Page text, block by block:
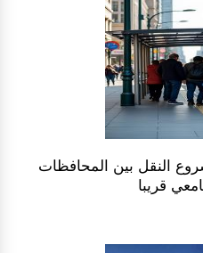
النقل بين المحافظات
قريبا